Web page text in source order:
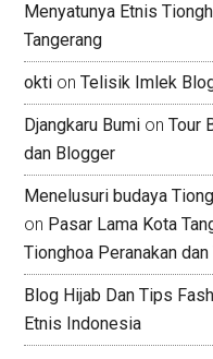
Menyatunya Etnis
Tangerang
okti onTelisik Imlek
Djangkaru Bumi onTour
dan Blogger
Menelusuri budaya
on Pasar Lama Kota
Tionghoa Peranakan
Blog Hijab Dan Tips
Etnis Indonesia